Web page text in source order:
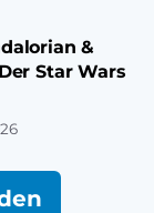
&
Star Wars